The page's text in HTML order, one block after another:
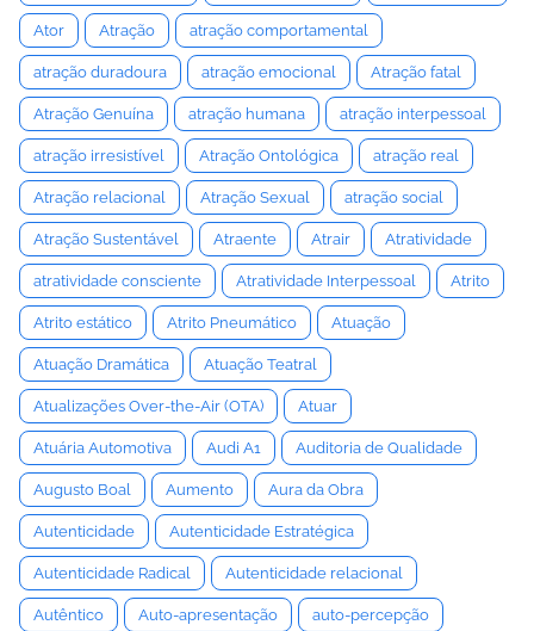
Ator Atração atração comportamental
atração duradoura atração emocional Atração fatal
Atração Genuína atração humana atração interpessoal
atração irresistível Atração Ontológica atração real
Atração relacional Atração Sexual atração social
Atração Sustentável Atraente Atrair Atratividade
atratividade consciente Atratividade Interpessoal Atrito
Atrito estático Atrito Pneumático Atuação
Atuação Dramática Atuação Teatral
Atualizações Over-the-Air (OTA) Atuar
Atuária Automotiva Audi A1 Auditoria de Qualidade
Augusto Boal Aumento Aura da Obra
Autenticidade Autenticidade Estratégica
Autenticidade Radical Autenticidade relacional
Autêntico Auto-apresentação auto-percepção